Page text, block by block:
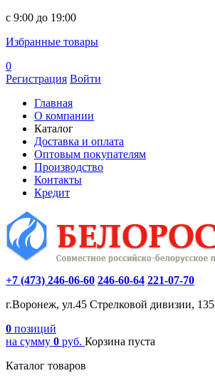
c 9:00 до 19:00
Избранные товары
0
Регистрация Войти
Главная
О компании
Каталог
Доставка и оплата
Оптовым покупателям
Производство
Контакты
Кредит
+7 (473) 246-06-60 246-60-64 221-07-70
г.Воронеж, ул.45 Стрелковой дивизии, 135
0 позиций
на сумму 0 руб. Корзина пуста
Каталог товаров